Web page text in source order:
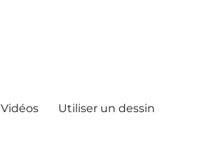
Vidéos Utiliser un dessin